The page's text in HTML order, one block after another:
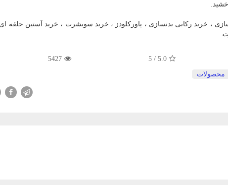
، خرید رکابی بدنسازی ، پاورکلودز ، خرید سویشرت ، خرید آستین حلقه
5.0
/ 5
5427
محصولات